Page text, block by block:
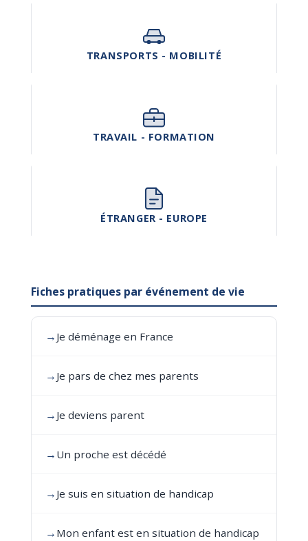
TRANSPORTS - MOBILITÉ
TRAVAIL - FORMATION
ÉTRANGER - EUROPE
Fiches pratiques par événement de vie
→ Je déménage en France
→ Je pars de chez mes parents
→ Je deviens parent
→ Un proche est décédé
→ Je suis en situation de handicap
→ Mon enfant est en situation de handicap